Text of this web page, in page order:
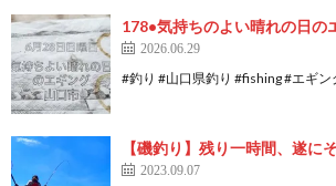
178•気持ちのよい晴れの日の
2026.06.29
#釣り #山口県釣り #fishing #エギ
【磯釣り】残り一時間、遂に
2023.09.07